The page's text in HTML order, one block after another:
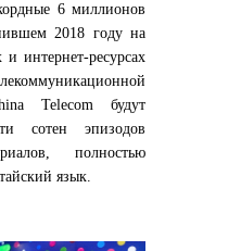
6 миллионов
2018 году на
интернет-ресурсах
Telecom будут
сотен эпизодов
полностью
язык.